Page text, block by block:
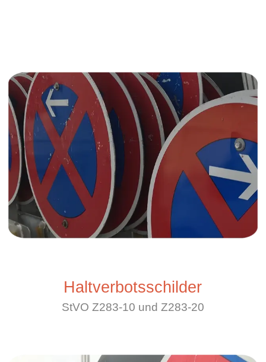
Haltverbotsschilder
StVO Z283-10 und Z283-20